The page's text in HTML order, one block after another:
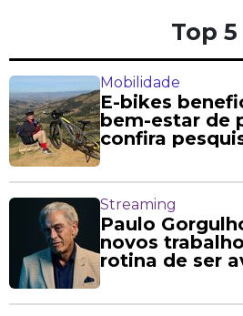
Top 5
Mobilidade
E-bikes
bem-estar de
confira
Streaming
Paulo
novos
rotina de ser